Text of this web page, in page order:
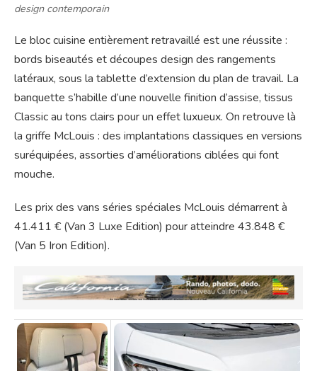
design contemporain
Le bloc cuisine entièrement retravaillé est une réussite :
bords biseautés et découpes design des rangements
latéraux, sous la tablette d’extension du plan de travail. La
banquette s’habille d’une nouvelle finition d’assise, tissus
Classic au tons clairs pour un effet luxueux. On retrouve là
la griffe McLouis : des implantations classiques en versions
suréquipées, assorties d’améliorations ciblées qui font
mouche.
Les prix des vans séries spéciales McLouis démarrent à
41.411 € (Van 3 Luxe Edition) pour atteindre 43.848 €
(Van 5 Iron Edition).